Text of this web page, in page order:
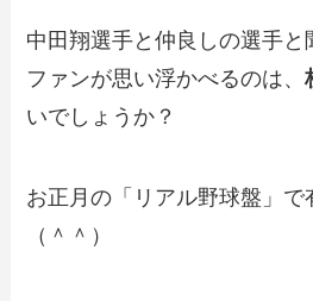
中田翔選手と仲良しの選手と
ファンが思い浮かべるのは、
いでしょうか？
お正月の「リアル野球盤」で
（＾＾）